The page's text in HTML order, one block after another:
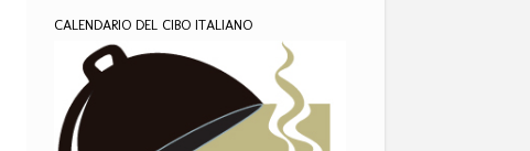
CALENDARIO DEL CIBO ITALIANO